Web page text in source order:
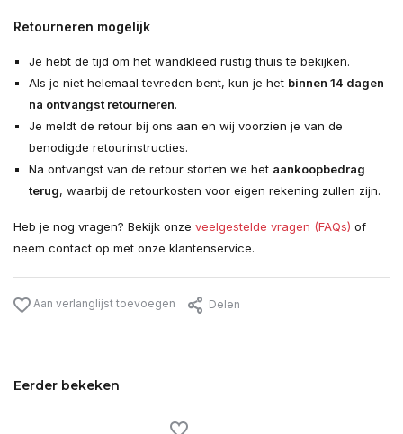
Retourneren mogelijk
Je hebt de tijd om het wandkleed rustig thuis te bekijken.
Als je niet helemaal tevreden bent, kun je het binnen 14 dagen
na ontvangst retourneren.
Je meldt de retour bij ons aan en wij voorzien je van de
benodigde retourinstructies.
Na ontvangst van de retour storten we het aankoopbedrag
terug, waarbij de retourkosten voor eigen rekening zullen zijn.
Heb je nog vragen? Bekijk onze veelgestelde vragen (FAQs) of
neem contact op met onze klantenservice.
Aan verlanglijst toevoegen Delen
Eerder bekeken